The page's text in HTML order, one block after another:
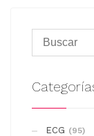
ECG (95)